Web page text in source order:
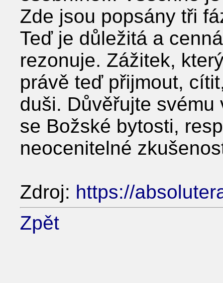
Zde jsou popsány tři
Teď je důležitá a
rezonuje. Zážitek,
právě teď přijmout,
duši. Důvěřujte
se Božské bytosti,
neocenitelné
Zdroj: https://
Zpět